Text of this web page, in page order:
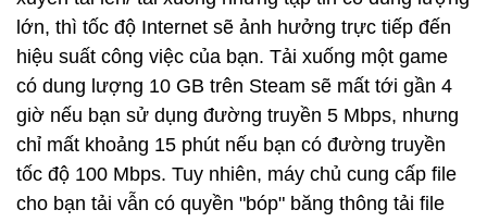
lớn, thì tốc độ Internet sẽ ảnh hưởng trực tiếp đến
hiệu suất công việc của bạn. Tải xuống một game
có dung lượng 10 GB trên Steam sẽ mất tới gần 4
giờ nếu bạn sử dụng đường truyền 5 Mbps, nhưng
chỉ mất khoảng 15 phút nếu bạn có đường truyền
tốc độ 100 Mbps. Tuy nhiên, máy chủ cung cấp file
cho bạn tải vẫn có quyền "bóp" băng thông tải file